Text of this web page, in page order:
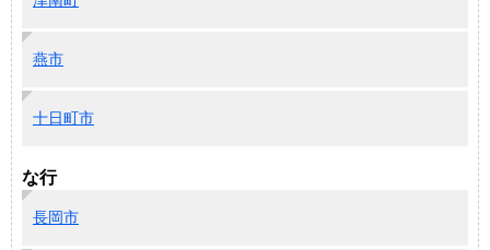
燕市
十日町市
な行
長岡市